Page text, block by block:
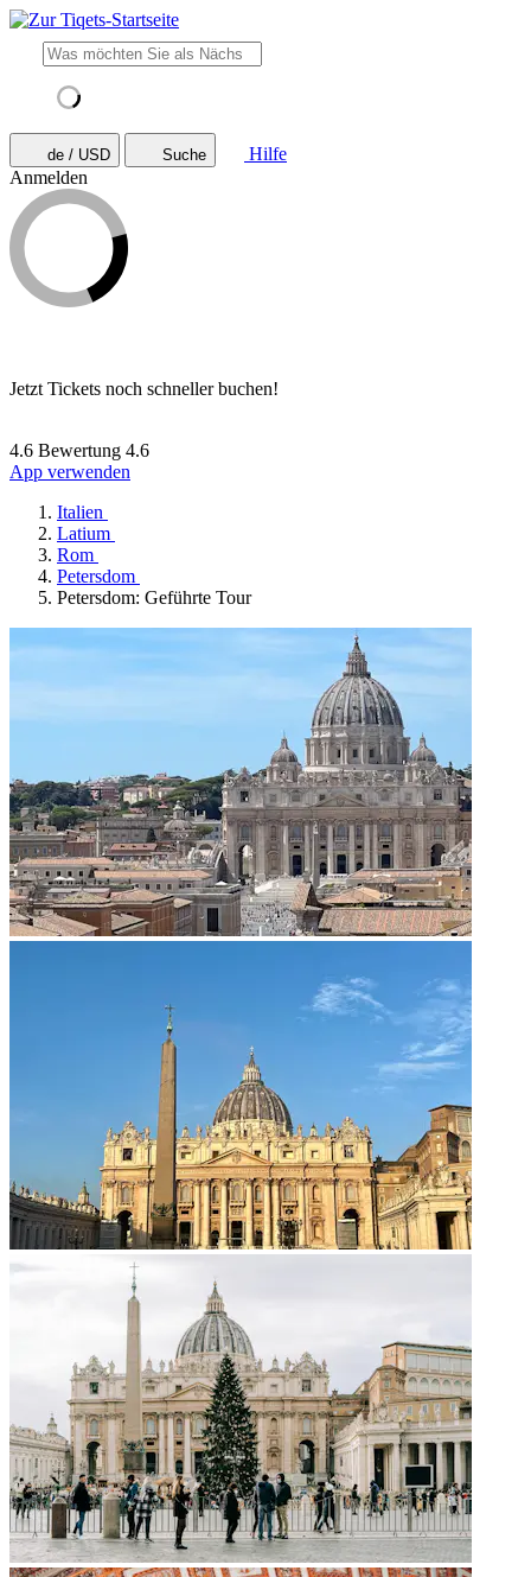
de / USD Suche
Hilfe
Anmelden
Jetzt Tickets noch schneller buchen!
4.6 Bewertung 4.6
App verwenden
Italien
Latium
Rom
Petersdom
Petersdom: Geführte Tour